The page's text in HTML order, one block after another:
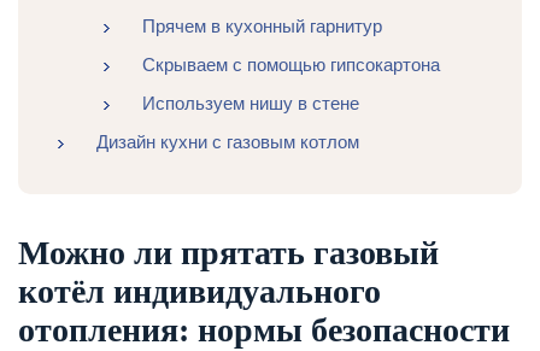
Прячем в кухонный гарнитур
Скрываем с помощью гипсокартона
Используем нишу в стене
Дизайн кухни с газовым котлом
Можно ли прятать газовый
котёл индивидуального
отопления: нормы безопасности